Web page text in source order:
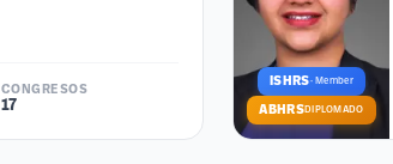
CONGRESOS
17
ISHRS· Member
ABHRSDIPLOMADO